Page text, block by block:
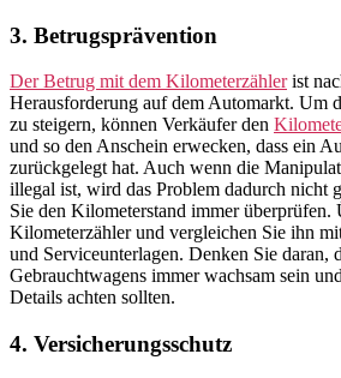
3. Betrugsprävention
Der Betrug mit dem Kilometerzählerist
Herausforderung auf dem Automarkt. Um
zu steigern, können Verkäufer den
und so den Anschein erwecken, dass ein
zurückgelegt hat. Auch wenn die
illegal ist, wird das Problem dadurch nicht
Sie den Kilometerstand immer überprüfen.
Kilometerzähler und vergleichen Sie ihn
und Serviceunterlagen. Denken Sie daran,
Gebrauchtwagens immer wachsam sein
Details achten sollten.
4. Versicherungsschutz